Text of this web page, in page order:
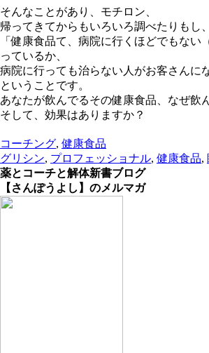
そんなことがあり、モチロン、
帰ってきてからもいろいろ調べたりもし
「健康食品て、病院に行くほどでもない
っているか、
病院に行っても治らない人がお客さんに
ということです。
あなたが飲んでるその健康食品、なぜ飲
そして、効果はありますか？
コーチング, 健康食品
グリシン, プロフェッショナル, 健康食品,
薬とコーチと解体新書ブログ
【さんぽうよし】のメルマガ